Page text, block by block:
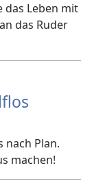
das Leben mit
das Ruder
nach Plan.
machen!